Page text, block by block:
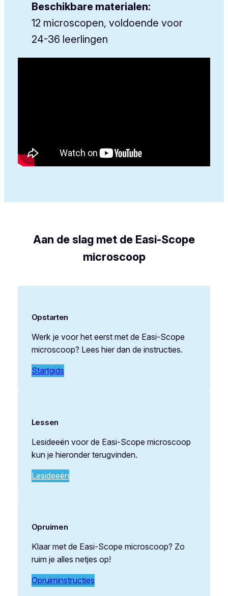
Beschikbare materialen:
12 microscopen, voldoende voor
24-36 leerlingen
Aan de slag met de Easi-Scope
microscoop
Opstarten
Werk je voor het eerst met de Easi-Scope
microscoop? Lees hier dan de instructies.
Startgids
Lessen
Lesideeën voor de Easi-Scope microscoop
kun je hieronder terugvinden.
Lesideeën
Opruimen
Klaar met de Easi-Scope microscoop? Zo
ruim je alles netjes op!
Opruiminstructies